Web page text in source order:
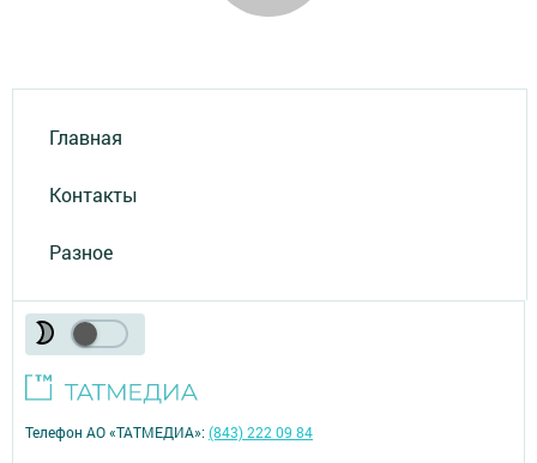
Главная
Контакты
Разное
Телефон АО «ТАТМЕДИА»:(843) 222 09 84